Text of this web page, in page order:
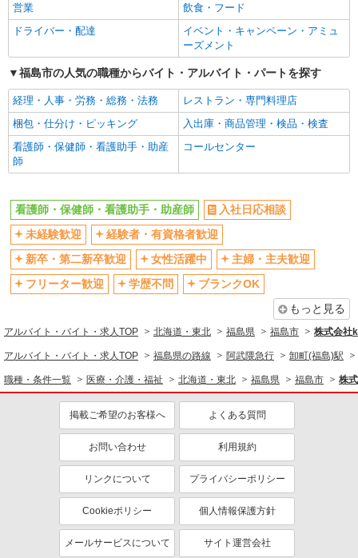
営業
飲食・フード
ドライバー・配達
イベント・キャンペーン・アミュ
ーズメント
福島市の人気の職種からバイト・アルバイト・パートを探す
経理・人事・労務・総務・法務
レストラン・専門料理店
梱包・仕分け・ピッキング
入出庫・商品管理・検品・検査
看護師・保健師・看護助手・助産
師
コールセンター
看護師・保健師・看護助手・助産師
入社日応相談
未経験歓迎
経験者・有資格者歓迎
新卒・第二新卒歓迎
女性活躍中
主婦・主夫歓迎
フリーター歓迎
学歴不問
ブランクOK
もっと見る
アルバイト・バイト・求人TOP 北海道・東北 福島県 福島市 株式会社
アルバイト・バイト・求人TOP 福島県の路線 阿武隈急行 卸町(福島)駅
職種・条件一覧 医療・介護・福祉 北海道・東北 福島県 福島市 株
掲載ご希望のお客様へ よくある質問
お問い合わせ 利用規約
リンクについて プライバシーポリシー
Cookieポリシー 個人情報保護方針
メールサービスについて サイト運営会社